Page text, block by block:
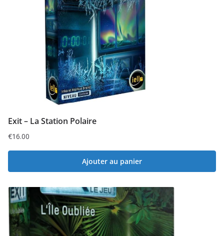
Exit – La Station Polaire
€16.00
Ajouter au panier